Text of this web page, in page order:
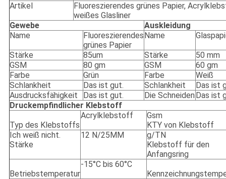
Artikel
Fluoreszierendes grünes Papier,
weißes Glasliner
Gewebe
Auskleidung
Name
Fluoreszierendes
grünes Papier
Name
Stärke 85um Stärke
50 mm
GSM
80 gm GSM
60 gm
Farbe
Grün Farbe
Weiß
Schlankheit
Das ist gut. Schlankheit
Das ist
Ausdrucksfähigkeit
Das ist gut. Die Schneiden Das ist
Druckempfindlicher Klebstoff
Typ des Klebstoffs
Acrylklebstoff
Gsm
KTY von Klebstoff
Ich weiß nicht.
Stärke
12 N/25MM
g/TN
Klebstoff für den
Anfangsring
Betriebstemperatur
-15°C bis 60°C